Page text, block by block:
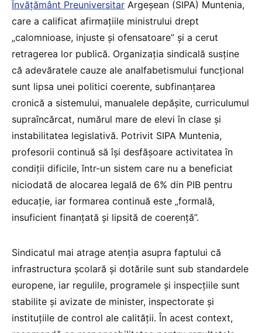
Învățământ Preuniversitar Argeșean (SIPA) Muntenia,
care a calificat afirmațiile ministrului drept
„calomnioase, injuste și ofensatoare” și a cerut
retragerea lor publică. Organizația sindicală susține
că adevăratele cauze ale analfabetismului funcțional
sunt lipsa unei politici coerente, subfinanțarea
cronică a sistemului, manualele depășite, curriculumul
supraîncărcat, numărul mare de elevi în clase și
instabilitatea legislativă. Potrivit SIPA Muntenia,
profesorii continuă să își desfășoare activitatea în
condiții dificile, într-un sistem care nu a beneficiat
niciodată de alocarea legală de 6% din PIB pentru
educație, iar formarea continuă este „formală,
insuficient finanțată și lipsită de coerență”.
Sindicatul mai atrage atenția asupra faptului că
infrastructura școlară și dotările sunt sub standardele
europene, iar regulile, programele și inspecțiile sunt
stabilite și avizate de minister, inspectorate și
instituțiile de control ale calității. În acest context,